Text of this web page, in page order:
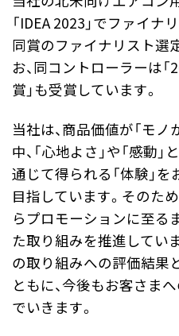
「IDEA 2023」でファイナ
同賞のファイナリスト選
お、同コントローラーは
賞」も受賞しています。
当社は、商品価値が「モ
中、「心地よさ」や「感動
通じて得られる「体験」
目指しています。そのた
らプロモーションに至る
た取り組みを推進してい
の取り組みへの評価結果
ともに、今後もお客さま
でいきます。